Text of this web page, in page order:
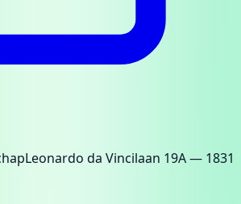
Leonardo da Vincilaan 19A— 1831